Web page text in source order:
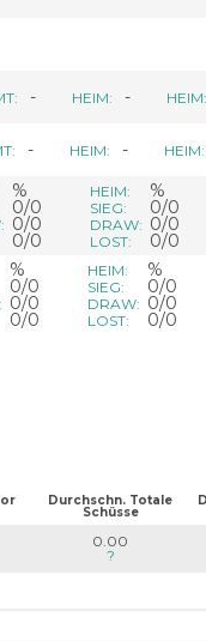
- HEIM: - HEIM:
- HEIM: - HEIM:
%
0/0
0/0
0/0
HEIM: %
SIEG: 0/0
DRAW: 0/0
LOST: 0/0
%
0/0
0/0
0/0
HEIM: %
SIEG: 0/0
DRAW: 0/0
LOST: 0/0
Durchschn. Totale
Schüsse
0.00
?